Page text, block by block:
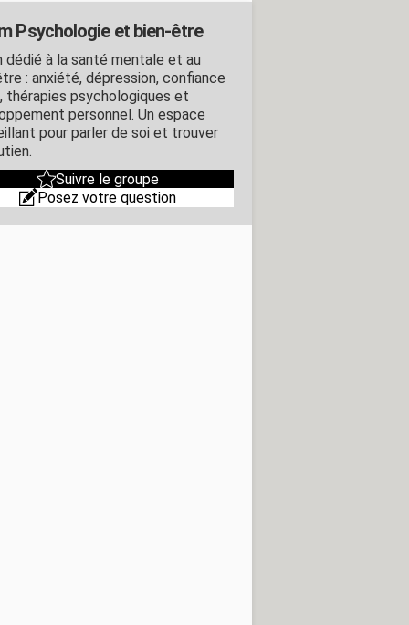
Psychologie et bien-être
dédié à la santé mentale et au
: anxiété, dépression, confiance
thérapies psychologiques et
personnel. Un espace
pour parler de soi et trouver
Suivre le groupe
Posez votre question